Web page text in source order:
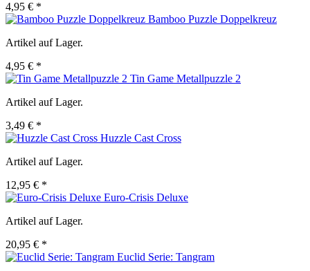
4,95 € *
Bamboo Puzzle Doppelkreuz
Artikel auf Lager.
4,95 € *
Tin Game Metallpuzzle 2
Artikel auf Lager.
3,49 € *
Huzzle Cast Cross
Artikel auf Lager.
12,95 € *
Euro-Crisis Deluxe
Artikel auf Lager.
20,95 € *
Euclid Serie: Tangram